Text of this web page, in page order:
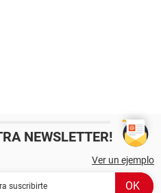
NEWSLETTER!
Ver un ejemplo